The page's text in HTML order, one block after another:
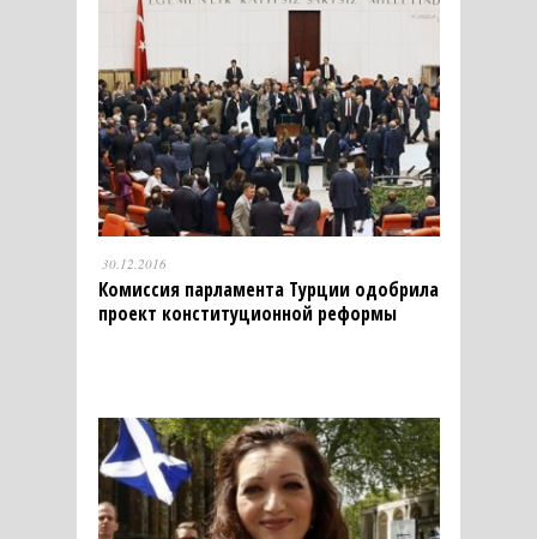
30.12.2016
Комиссия парламента Турции одобрила
проект конституционной реформы